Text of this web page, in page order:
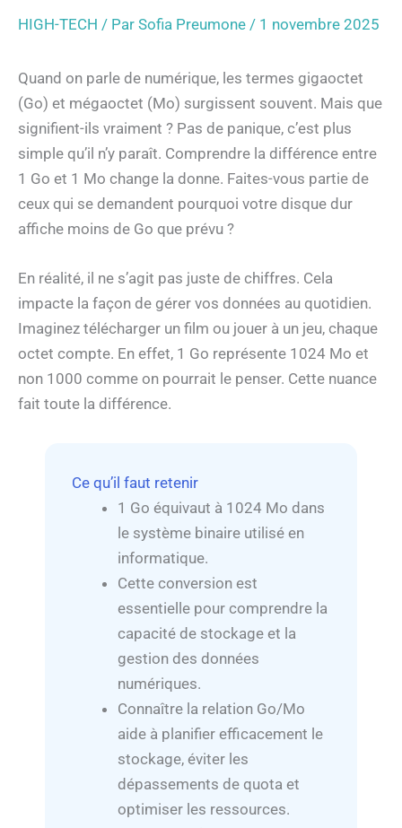
HIGH-TECH / Par Sofia Preumone / 1 novembre 2025
Quand on parle de numérique, les termes gigaoctet
(Go) et mégaoctet (Mo) surgissent souvent. Mais que
signifient-ils vraiment ? Pas de panique, c’est plus
simple qu’il n’y paraît. Comprendre la différence entre
1 Go et 1 Mo change la donne. Faites-vous partie de
ceux qui se demandent pourquoi votre disque dur
affiche moins de Go que prévu ?
En réalité, il ne s’agit pas juste de chiffres. Cela
impacte la façon de gérer vos données au quotidien.
Imaginez télécharger un film ou jouer à un jeu, chaque
octet compte. En effet, 1 Go représente 1024 Mo et
non 1000 comme on pourrait le penser. Cette nuance
fait toute la différence.
Ce qu’il faut retenir
1 Go équivaut à 1024 Mo dans
le système binaire utilisé en
informatique.
Cette conversion est
essentielle pour comprendre la
capacité de stockage et la
gestion des données
numériques.
Connaître la relation Go/Mo
aide à planifier efficacement le
stockage, éviter les
dépassements de quota et
optimiser les ressources.